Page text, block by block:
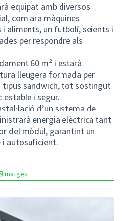
equipat amb diversos
com ara màquines
i aliments, un futbolí, seients i
per respondre als
60 m² i estarà
lleugera formada per
tipus sandwich, tot sostingut
estable i segur.
d’un sistema de
energia elèctrica tant
del mòdul, garantint un
i autosuficient.
Imatges